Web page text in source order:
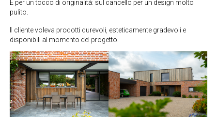
E per un tocco di originalità: sul cancello per un design molto
pulito.
Il cliente voleva prodotti durevoli, esteticamente gradevoli e
disponibili al momento del progetto.